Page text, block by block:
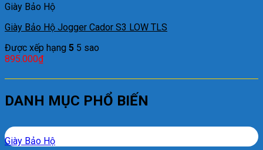
Giày Bảo Hộ
Giày Bảo Hộ Jogger Cador S3 LOW TLS
Được xếp hạng 5 5 sao
895.000₫
DANH MỤC PHỔ BIẾN
Giày Bảo Hộ